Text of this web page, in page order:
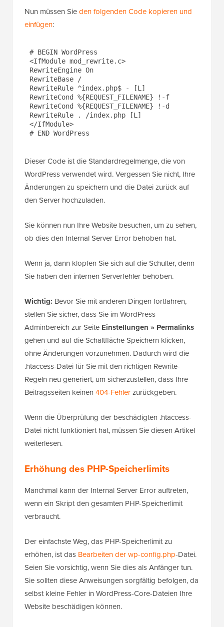
Nun müssen Sieden folgenden Code kopieren und
einfügen:
# BEGIN WordPress
<IfModule mod_rewrite.c>
RewriteEngine On
RewriteBase /
RewriteRule ^index.php$ - [L]
RewriteCond %{REQUEST_FILENAME} !-f
RewriteCond %{REQUEST_FILENAME} !-d
RewriteRule . /index.php [L]
</IfModule>
Dieser Code ist die Standardregelmenge, die von
WordPress verwendet wird. Vergessen Sie nicht, Ihre
Änderungen zu speichern und die Datei zurück auf
den Server hochzuladen.
Sie können nun Ihre Website besuchen, um zu sehen,
ob dies den Internal Server Error behoben hat.
Wenn ja, dann klopfen Sie sich auf die Schulter, denn
Sie haben den internen Serverfehler behoben.
Wichtig: Bevor Sie mit anderen Dingen fortfahren,
stellen Sie sicher, dass Sie im WordPress-
Adminbereich zur Seite Einstellungen » Permalinks
gehen und auf die Schaltfläche Speichern klicken,
ohne Änderungen vorzunehmen. Dadurch wird die
.htaccess-Datei für Sie mit den richtigen Rewrite-
Regeln neu generiert, um sicherzustellen, dass Ihre
Beitragsseiten keinen 404-Fehlerzurückgeben.
Wenn die Überprüfung der beschädigten .htaccess-
Datei nicht funktioniert hat, müssen Sie diesen Artikel
weiterlesen.
Erhöhung des PHP-Speicherlimits
Manchmal kann der Internal Server Error auftreten,
wenn ein Skript den gesamten PHP-Speicherlimit
verbraucht.
Der einfachste Weg, das PHP-Speicherlimit zu
erhöhen, ist das Bearbeiten der wp-config.php-Datei.
Seien Sie vorsichtig, wenn Sie dies als Anfänger tun.
Sie sollten diese Anweisungen sorgfältig befolgen, da
selbst kleine Fehler in WordPress-Core-Dateien Ihre
Website beschädigen können.